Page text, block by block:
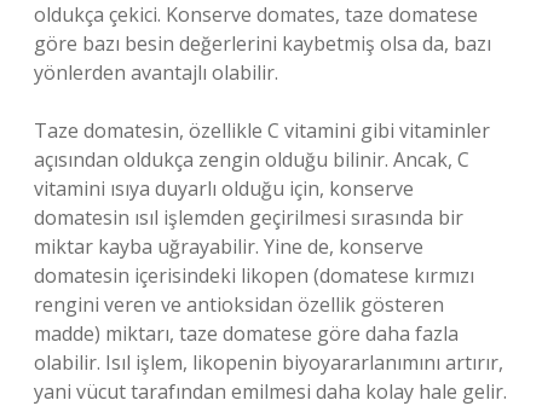
oldukça çekici. Konserve domates, taze domatese
göre bazı besin değerlerini kaybetmiş olsa da, bazı
yönlerden avantajlı olabilir.
Taze domatesin, özellikle C vitamini gibi vitaminler
açısından oldukça zengin olduğu bilinir. Ancak, C
vitamini ısıya duyarlı olduğu için, konserve
domatesin ısıl işlemden geçirilmesi sırasında bir
miktar kayba uğrayabilir. Yine de, konserve
domatesin içerisindeki likopen (domatese kırmızı
rengini veren ve antioksidan özellik gösteren
madde) miktarı, taze domatese göre daha fazla
olabilir. Isıl işlem, likopenin biyoyararlanımını artırır,
yani vücut tarafından emilmesi daha kolay hale gelir.